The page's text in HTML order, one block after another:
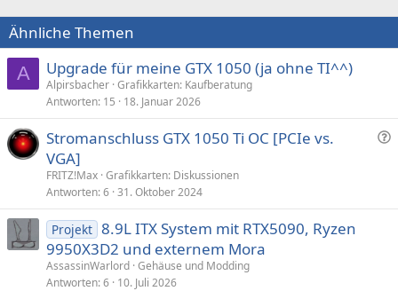
Ähnliche Themen
A Upgrade für meine GTX 1050 (ja ohne TI^^)
Alpirsbacher Grafikkarten: Kaufberatung
Antworten 15 18. Januar 2026
F
e
Stromanschluss GTX 1050 Ti OC [PCIe vs.
VGA]
FRITZ!Max Grafikkarten: Diskussionen
Antworten 6 31. Oktober 2024
Projekt 8.9L ITX System mit RTX5090, Ryzen
9950X3D2 und externem Mora
AssassinWarlord Gehäuse und Modding
Antworten 6 10. Juli 2026